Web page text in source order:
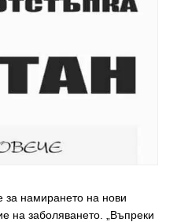
за намирането на нови
на заболяването. „Въпреки